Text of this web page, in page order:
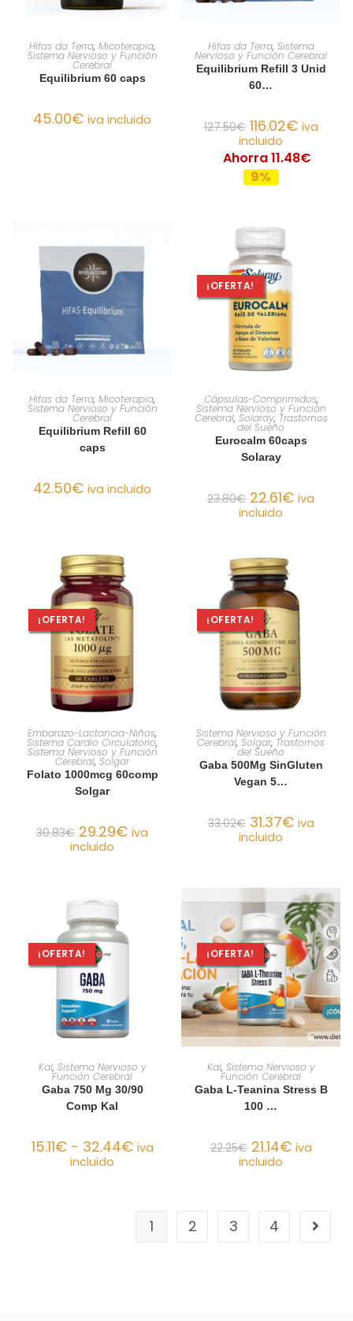
AÑADIR AL CARRITO
Hifas da Terra, Micoterapia,
Sistema Nervioso y Función
Cerebral
Equilibrium 60 caps
45.00€ iva incluido
AÑADIR AL CARRITO
Hifas da Terra, Sistema
Nervioso y Función Cerebral
Equilibrium Refill 3 Unid
60…
127.50€ 116.02€ iva
incluido
Ahorra 11.48€
9%
AÑADIR AL CARRITO
Hifas da Terra, Micoterapia,
Sistema Nervioso y Función
Cerebral
Equilibrium Refill 60
caps
42.50€ iva incluido
¡OFERTA!
AÑADIR AL CARRITO
Cápsulas-Comprimidos,
Sistema Nervioso y Función
Cerebral, Solaray, Trastornos
del Sueño
Eurocalm 60caps
Solaray
23.80€ 22.61€ iva
incluido
¡OFERTA!
AÑADIR AL CARRITO
Embarazo-Lactancia-Niños,
Sistema Cardio Circulatorio,
Sistema Nervioso y Función
Cerebral, Solgar
Folato 1000mcg 60comp
Solgar
30.83€ 29.29€ iva
incluido
¡OFERTA!
AÑADIR AL CARRITO
Sistema Nervioso y Función
Cerebral, Solgar, Trastornos
del Sueño
Gaba 500Mg SinGluten
Vegan 5…
33.02€ 31.37€ iva
incluido
¡OFERTA!
SELECCIONAR OPCIONES
Kal, Sistema Nervioso y
Función Cerebral
Gaba 750 Mg 30/90
Comp Kal
15.11€ - 32.44€ iva
incluido
¡OFERTA!
AÑADIR AL CARRITO
Kal, Sistema Nervioso y
Función Cerebral
Gaba L-Teanina Stress B
100 …
22.25€ 21.14€ iva
incluido
1 2 3 4